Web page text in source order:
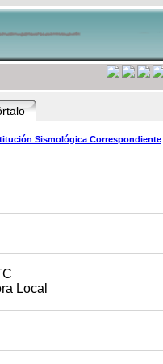
Sismológica Correspondiente
Local